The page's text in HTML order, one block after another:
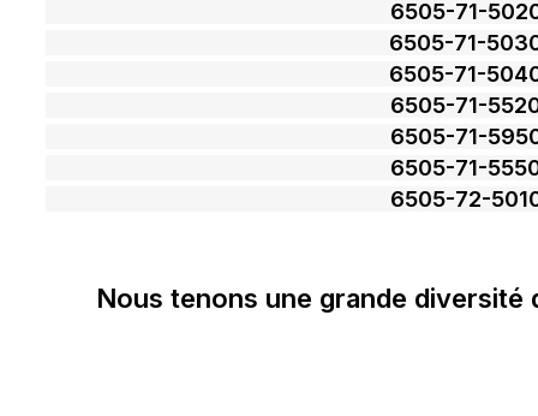
6505-71-
6505-71-
6505-71-
6505-71-
6505-71-
6505-71-
6505-72-
Nous tenons une grande